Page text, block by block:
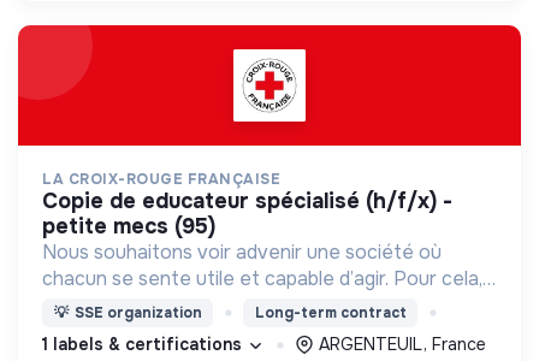
LA CROIX-ROUGE FRANÇAISE
copie de educateur spécialisé (h/f/x) -
petite mecs (95)
Nous souhaitons voir advenir une société où
chacun se sente utile et capable d’agir. Pour cela,
nous proposons des moyens et des lieux
d’engagement innovants et adaptés à tous.
💡 SSE organization Long-term contract
1 labels & certifications
ARGENTEUIL, France